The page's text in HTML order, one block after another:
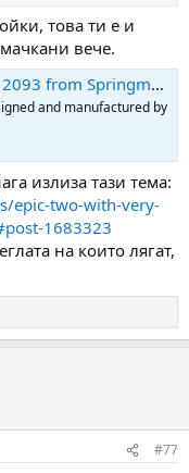
това ти е и
вече.
from Springmasters
and manufactured by
излиза тази тема:
epic-two-with-very-
1683323
на които лягат,
#77